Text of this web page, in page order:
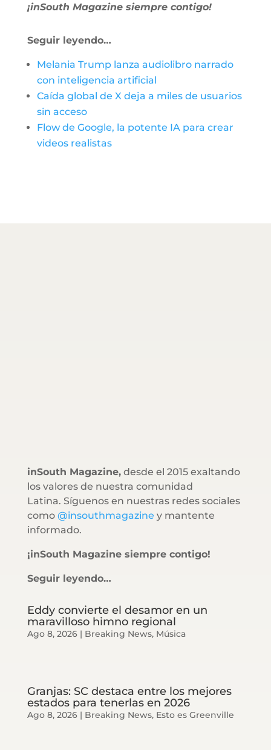
¡inSouth Magazine siempre contigo!
Seguir leyendo…
Melania Trump lanza audiolibro narrado
con inteligencia artificial
Caída global de X deja a miles de usuarios
sin acceso
Flow de Google, la potente IA para crear
videos realistas
inSouth Magazine,desde el 2015 exaltando
los valores de nuestra comunidad
Latina. Síguenos en nuestras redes sociales
como @insouthmagazine y mantente
informado.
¡inSouth Magazine siempre contigo!
Seguir leyendo…
Eddy convierte el desamor en un
maravilloso himno regional
Ago 8, 2026| Breaking News, Música
Granjas: SC destaca entre los mejores
estados para tenerlas en 2026
Ago 8, 2026| Breaking News, Esto es Greenville